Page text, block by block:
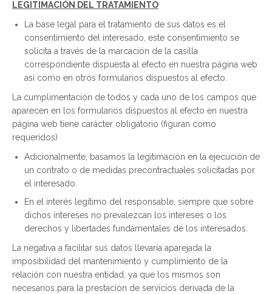
LEGITIMACIÓN DEL TRATAMIENTO
La base legal para el tratamiento de sus datos es el
consentimiento del interesado, este consentimiento se
solicita a través de la marcación de la casilla
correspondiente dispuesta al efecto en nuestra página web
así como en otros formularios dispuestos al efecto.
La cumplimentación de todos y cada uno de los campos que
aparecen en los formularios dispuestos al efecto en nuestra
página web tiene carácter obligatorio (figuran como
requeridos)
Adicionalmente, basamos la legitimación en la ejecución de
un contrato o de medidas precontractuales solicitadas por
el interesado.
En el interés legítimo del responsable, siempre que sobre
dichos intereses no prevalezcan los intereses o los
derechos y libertades fundamentales de los interesados.
La negativa a facilitar sus datos llevaría aparejada la
imposibilidad del mantenimiento y cumplimiento de la
relación con nuestra entidad, ya que los mismos son
necesarios para la prestación de servicios derivada de la